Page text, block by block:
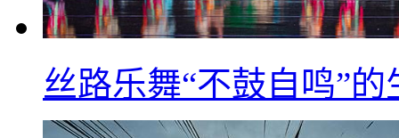
丝路乐舞“不鼓自鸣”